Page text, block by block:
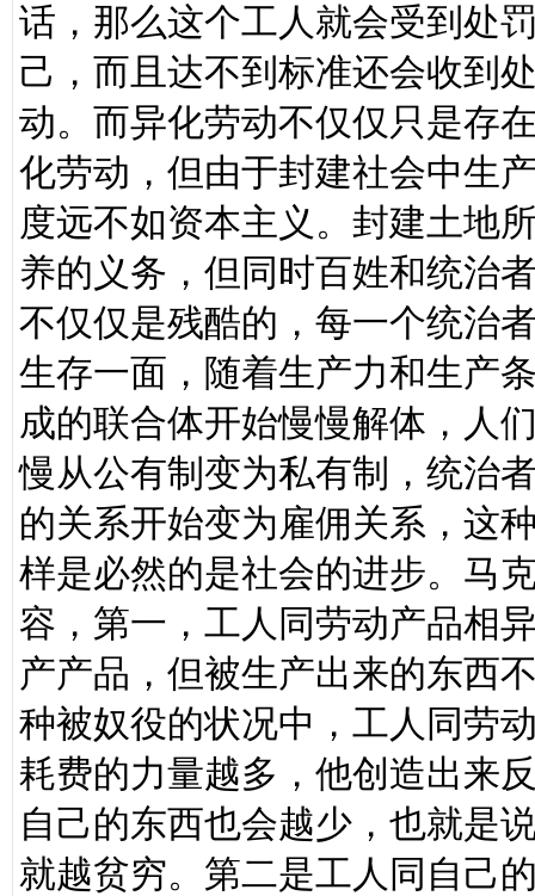
话，那么这个工人就会受到处
己，而且达不到标准还会收到
动。而异化劳动不仅仅只是存
化劳动，但由于封建社会中生
度远不如资本主义。封建土地
养的义务，但同时百姓和统治
不仅仅是残酷的，每一个统治
生存一面，随着生产力和生产
成的联合体开始慢慢解体，人
慢从公有制变为私有制，统治
的关系开始变为雇佣关系，这
样是必然的是社会的进步。马
容，第一，工人同劳动产品相
产产品，但被生产出来的东西
种被奴役的状况中，工人同劳
耗费的力量越多，他创造出来
自己的东西也会越少，也就是
就越贫穷。第二是工人同自己